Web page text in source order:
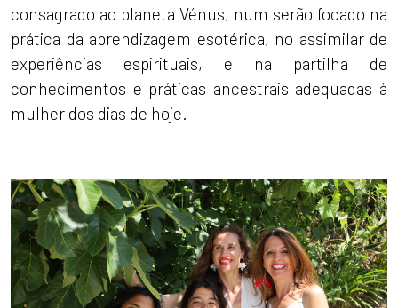
consagrado ao planeta Vénus, num serão focado na
prática da aprendizagem esotérica, no assimilar de
experiências espirituais, e na partilha de
conhecimentos e práticas ancestrais adequadas à
mulher dos dias de hoje.